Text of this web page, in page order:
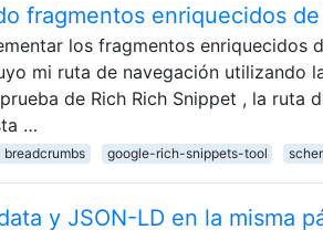
fragmentos enriquecidos
los fragmentos enriquecidos
mi ruta de navegación utilizando
de Rich Rich Snippet , la ruta
…
breadcrumbs google-rich-snippets-tool
y JSON-LD en la misma